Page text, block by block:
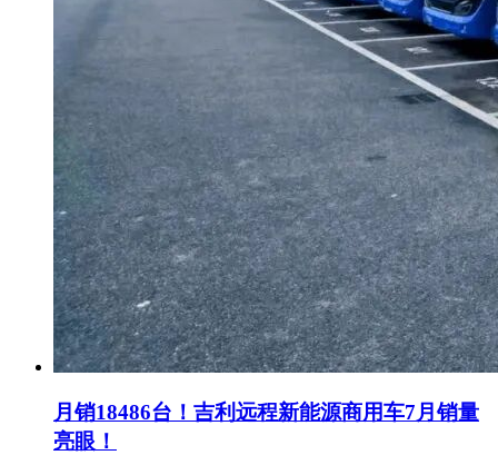
月销18486台！吉利远程新能源商用车7月销量
亮眼！